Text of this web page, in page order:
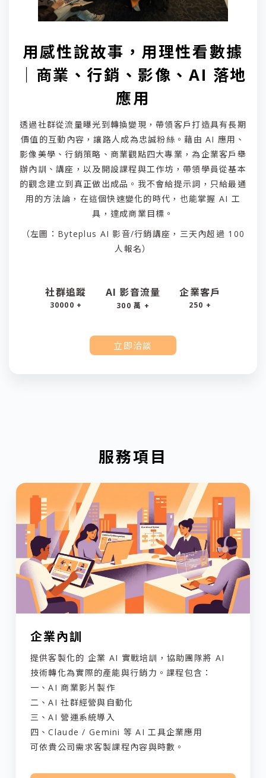
用感性說故事，用理性看數據
｜商業、行銷、影像、AI 落地
應用
透過社群從流量曝光到轉換變現，帶領客戶打造具有長期
價值的互動內容，讓路人成為忠誠粉絲。藉由 AI 應用、
影像美學、行銷策略、商業觀點四大專業，為企業客戶舉
辦內訓、講座，以及開設課程與工作坊，帶領學員從基本
的觀念建立到真正做出成品。我不會給提示詞，只給最通
用的方法論，在這個快速變化的時代，也能掌握 AI 工
具，達成商業目標。
（左圖：Byteplus AI 影音/行銷講座，三天內超過 100
人報名）
社群追蹤
30000 +
AI 影音流量
300 萬 +
企業客戶
250 +
立即洽談
服務項目
企業內訓
提供客製化的 企業 AI 實戰培訓，協助團隊將 AI
技術轉化為實際的產能與行銷力。課程包含：
一、AI 商業影片製作
二、AI 社群經營與自動化
三、AI 營運系統導入
四、Claude / Gemini 等 AI 工具企業應用
可依貴公司需求客製課程內容與時數。